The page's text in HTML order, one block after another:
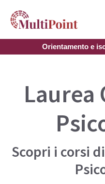
contenuto
Orientamento e
Laurea
Scopri i corsi